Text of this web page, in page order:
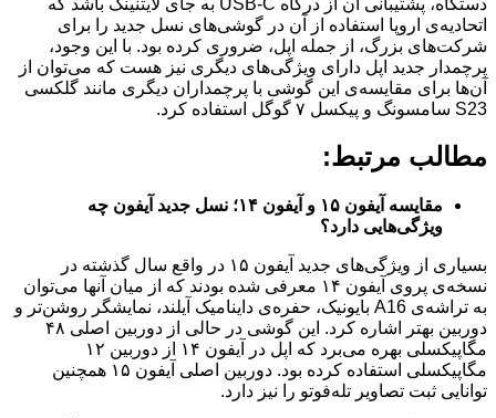
اتحادیه‌ی اروپا استفاده از آن در گوشی‌های نسل جدید را برای
شرکت‌های بزرگ، از جمله اپل، ضروری کرده بود. با این وجود،
پرچمدار جدید اپل دارای ویژگی‌های دیگری نیز هست که می‌توان از
آن‌ها برای مقایسه‌ی این گوشی با پرچمداران دیگری مانند گلکسی
S23 سامسونگ و پیکسل ۷ گوگل استفاده کرد.
مطالب مرتبط:
مقایسه آیفون ۱۵ و آیفون ۱۴؛ نسل جدید آیفون چه
ویژگی‌هایی دارد؟
بسیاری از ویژگی‌های جدید آیفون ۱۵ در واقع سال گذشته در
نسخه‌ی پروی آیفون ۱۴ معرفی شده بودند که از میان آنها می‌توان
به تراشه‌ی A16 بایونیک، حفره‌ی داینامیک آیلند، نمایشگر روشن‌تر و
دوربین بهتر اشاره کرد. این گوشی در حالی از دوربین اصلی ۴۸
مگاپیکسلی بهره می‌برد که اپل در آیفون ۱۴ از دوربین ۱۲
مگاپیکسلی استفاده کرده بود. دوربین اصلی آیفون ۱۵ همچنین
توانایی ثبت تصاویر تله‌فوتو را نیز دارد.